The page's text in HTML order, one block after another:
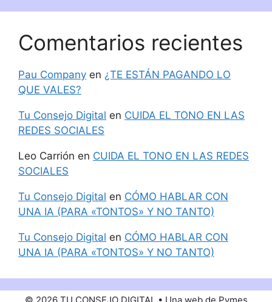
Comentarios recientes
Pau Company en ¿TE ESTÁN PAGANDO LO
QUE VALES?
Tu Consejo Digital en CUIDA EL TONO EN LAS
REDES SOCIALES
Leo Carrión en CUIDA EL TONO EN LAS REDES
SOCIALES
Tu Consejo Digital en CÓMO HABLAR CON
UNA IA (PARA «TONTOS» Y NO TANTO)
Tu Consejo Digital en CÓMO HABLAR CON
UNA IA (PARA «TONTOS» Y NO TANTO)